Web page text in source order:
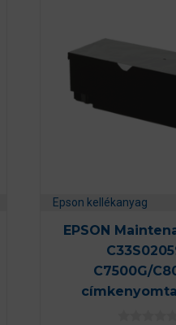
Epson kellékanyag
EPSON
C7500G/